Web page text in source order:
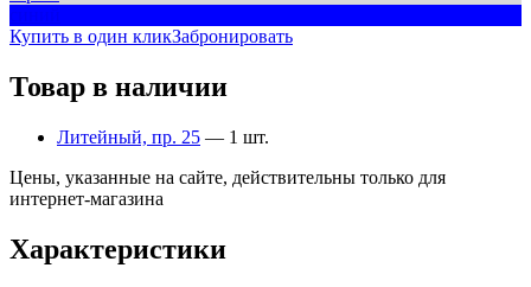
Купить в один кликЗабронировать
Товар в наличии
Литейный, пр. 25 — 1 шт.
Цены, указанные на сайте, действительны только для
интернет-магазина
Характеристики